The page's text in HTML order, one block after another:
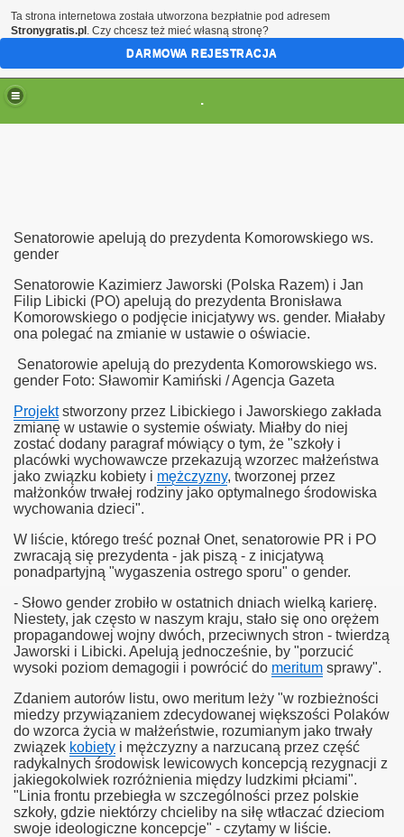
.
Senatorowie apelują do prezydenta Komorowskiego ws.
gender
Senatorowie Kazimierz Jaworski (Polska Razem) i Jan
Filip Libicki (PO) apelują do prezydenta Bronisława
Komorowskiego o podjęcie inicjatywy ws. gender. Miałaby
ona polegać na zmianie w ustawie o oświacie.
Senatorowie apelują do prezydenta Komorowskiego ws.
gender Foto: Sławomir Kamiński / Agencja Gazeta
Projektstworzony przez Libickiego i Jaworskiego zakłada
zmianę w ustawie o systemie oświaty. Miałby do niej
zostać dodany paragraf mówiący o tym, że "szkoły i
placówki wychowawcze przekazują wzorzec małżeństwa
jako związku kobiety i mężczyzny, tworzonej przez
małżonków trwałej rodziny jako optymalnego środowiska
wychowania dzieci".
W liście, którego treść poznał Onet, senatorowie PR i PO
zwracają się prezydenta - jak piszą - z inicjatywą
ponadpartyjną "wygaszenia ostrego sporu" o gender.
- Słowo gender zrobiło w ostatnich dniach wielką karierę.
Niestety, jak często w naszym kraju, stało się ono orężem
propagandowej wojny dwóch, przeciwnych stron - twierdzą
Jaworski i Libicki. Apelują jednocześnie, by "porzucić
wysoki poziom demagogii i powrócić do meritum sprawy".
Zdaniem autorów listu, owo meritum leży "w rozbieżności
miedzy przywiązaniem zdecydowanej większości Polaków
do wzorca życia w małżeństwie, rozumianym jako trwały
związek kobiety i mężczyzny a narzucaną przez część
radykalnych środowisk lewicowych koncepcją rezygnacji z
jakiegokolwiek rozróżnienia między ludzkimi płciami".
"Linia frontu przebiegła w szczególności przez polskie
szkoły, gdzie niektórzy chcieliby na siłę wtłaczać dzieciom
swoje ideologiczne koncepcje" - czytamy w liście.
Ta strona internetowa została utworzona bezpłatnie pod adresem
Stronygratis.pl . Czy chcesz też mieć własną stronę?
DARMOWA REJESTRACJA